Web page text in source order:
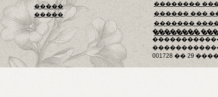
��������
������ ���
�������
��������
�����
�����
��������
001728 �� 29